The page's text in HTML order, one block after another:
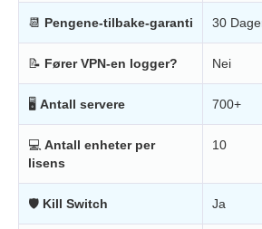
📆 Pengene-tilbake-garanti 30
📝 Fører VPN-en logger? Nei
🖥 Antall servere 700+
💻 Antall enheter per
lisens
10
🛡 Kill Switch Ja